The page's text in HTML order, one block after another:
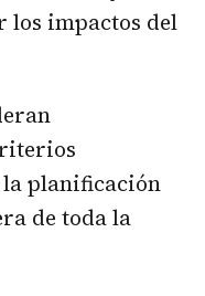
los impactos del
la planificación
de toda la